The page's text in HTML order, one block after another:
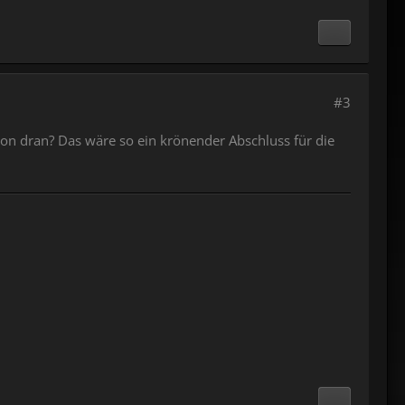
#3
dran? Das wäre so ein krönender Abschluss für die